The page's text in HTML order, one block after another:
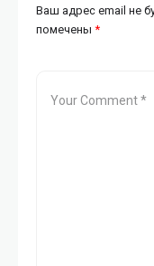
Ваш адрес email не
помечены *